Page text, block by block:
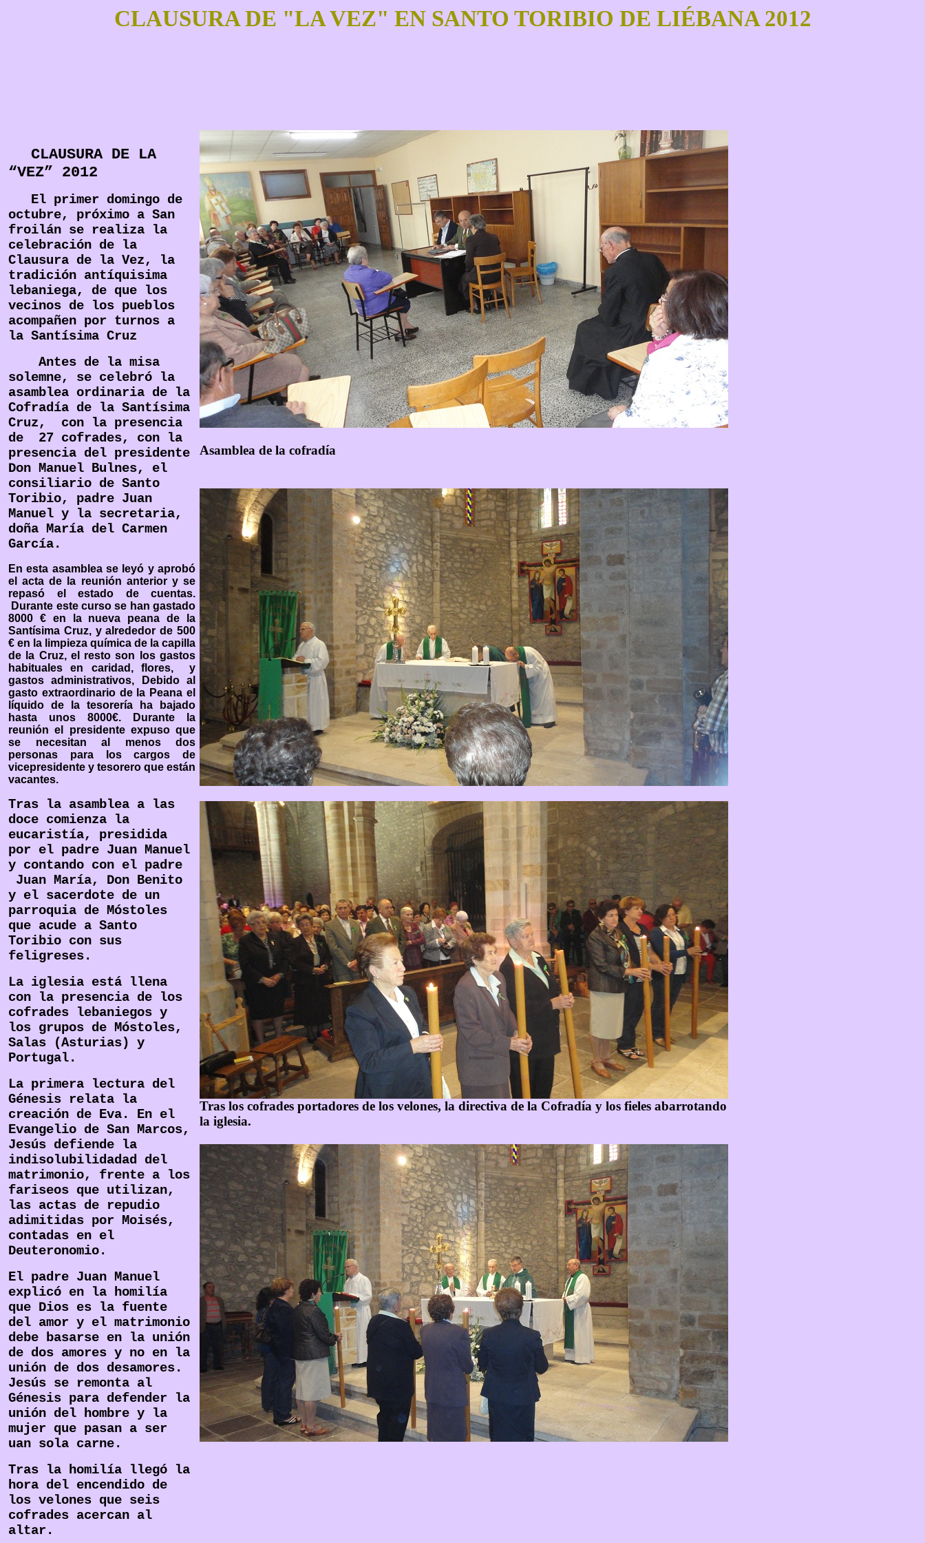
CLAUSURA DE "LA VEZ" EN SANTO TORIBIO DE LIÉBANA 2012
CLAUSURA DE LA
“VEZ” 2012
El primer domingo de
octubre, próximo a San
froilán se realiza la
celebración de la
Clausura de la Vez, la
tradición antíquisima
lebaniega, de que los
vecinos de los pueblos
acompañen por turnos a
la Santísima Cruz
Antes de la misa
solemne, se celebró la
asamblea ordinaria de la
Cofradía de la Santísima
Cruz, con la presencia
de 27 cofrades, con la
presencia del presidente
Don Manuel Bulnes, el
consiliario de Santo
Toribio, padre Juan
Manuel y la secretaria,
doña María del Carmen
García.
En esta asamblea se leyó y aprobó
el acta de la reunión anterior y se
repasó el estado de cuentas.
Durante este curso se han gastado
8000 € en la nueva peana de la
Santísima Cruz, y alrededor de 500
€ en la limpieza química de la capilla
de la Cruz, el resto son los gastos
habituales en caridad, flores, y
gastos administrativos, Debido al
gasto extraordinario de la Peana el
líquido de la tesorería ha bajado
hasta unos 8000€. Durante la
reunión el presidente expuso que
se necesitan al menos dos
personas para los cargos de
vicepresidente y tesorero que están
vacantes.
Tras la asamblea a las
doce comienza la
eucaristía, presidida
por el padre Juan Manuel
y contando con el padre
Juan María, Don Benito
y el sacerdote de un
parroquia de Móstoles
que acude a Santo
Toribio con sus
feligreses.
La iglesia está llena
con la presencia de los
cofrades lebaniegos y
los grupos de Móstoles,
Salas (Asturias) y
Portugal.
La primera lectura del
Génesis relata la
creación de Eva. En el
Evangelio de San Marcos,
Jesús defiende la
indisolubilidadad del
matrimonio, frente a los
fariseos que utilizan,
las actas de repudio
adimitidas por Moisés,
contadas en el
Deuteronomio.
El padre Juan Manuel
explicó en la homilía
que Dios es la fuente
del amor y el matrimonio
debe basarse en la unión
de dos amores y no en la
unión de dos desamores.
Jesús se remonta al
Génesis para defender la
unión del hombre y la
mujer que pasan a ser
uan sola carne.
Tras la homilía llegó la
hora del encendido de
los velones que seis
cofrades acercan al
altar.
Asamblea de la cofradía
Tras los cofrades portadores de los velones, la directiva de la Cofradía y los fieles abarrotando
la iglesia.